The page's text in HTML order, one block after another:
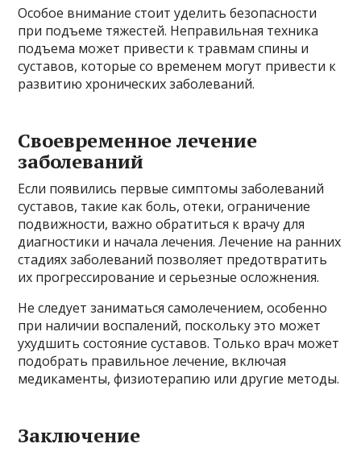
Особое внимание стоит уделить безопасности
при подъеме тяжестей. Неправильная техника
подъема может привести к травмам спины и
суставов, которые со временем могут привести к
развитию хронических заболеваний.
Своевременное лечение
заболеваний
Если появились первые симптомы заболеваний
суставов, такие как боль, отеки, ограничение
подвижности, важно обратиться к врачу для
диагностики и начала лечения. Лечение на ранних
стадиях заболеваний позволяет предотвратить
их прогрессирование и серьезные осложнения.
Не следует заниматься самолечением, особенно
при наличии воспалений, поскольку это может
ухудшить состояние суставов. Только врач может
подобрать правильное лечение, включая
медикаменты, физиотерапию или другие методы.
Заключение